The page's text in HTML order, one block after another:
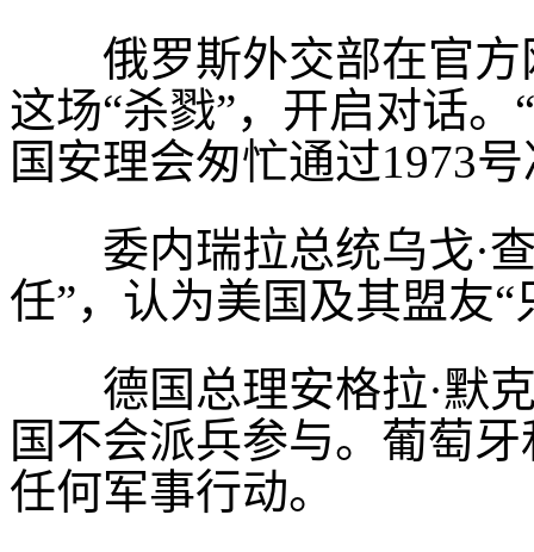
俄罗斯外交部在官方
这场“杀戮”，开启对话
国安理会匆忙通过1973
委内瑞拉总统乌戈·查
任”，认为美国及其盟友
德国总理安格拉·默克
国不会派兵参与。葡萄
任何军事行动。